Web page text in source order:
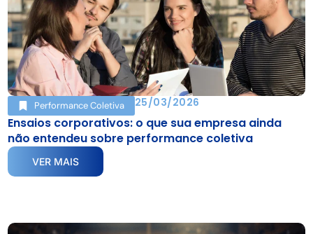
Performance Coletiva 25/03/2026
Ensaios corporativos: o que sua empresa ainda
não entendeu sobre performance coletiva
VER MAIS